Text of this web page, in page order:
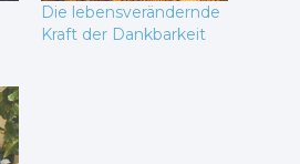
Die lebensverändernde
Kraft der Dankbarkeit